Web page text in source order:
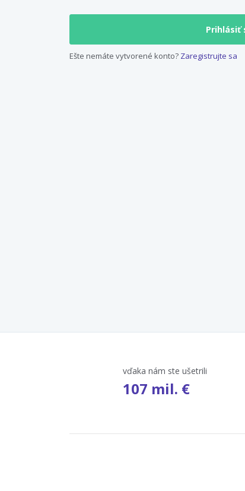
Ešte nemáte vytvorené konto? Zaregistrujte sa
vďaka nám ste ušetrili
107 mil. €